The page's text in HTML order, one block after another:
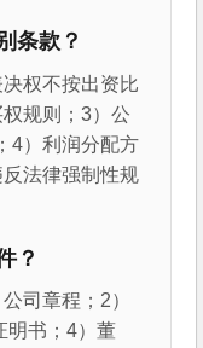
条款？
权不按出资比
规则；3）公
4）利润分配方
法律强制性规
？
司章程；2）
明书；4）董